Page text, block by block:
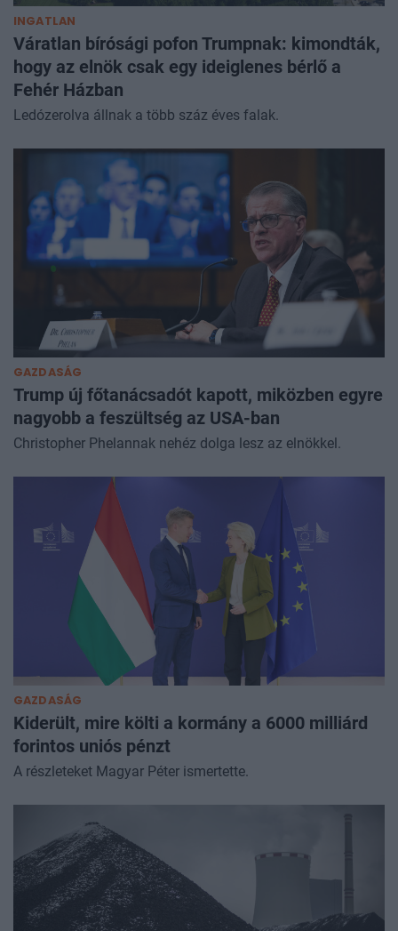
INGATLAN
Váratlan bírósági pofon Trumpnak: kimondták,
hogy az elnök csak egy ideiglenes bérlő a
Fehér Házban
Ledózerolva állnak a több száz éves falak.
GAZDASÁG
Trump új főtanácsadót kapott, miközben egyre
nagyobb a feszültség az USA-ban
Christopher Phelannak nehéz dolga lesz az elnökkel.
GAZDASÁG
Kiderült, mire költi a kormány a 6000 milliárd
forintos uniós pénzt
A részleteket Magyar Péter ismertette.